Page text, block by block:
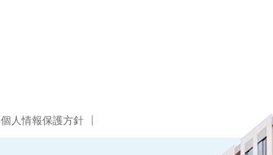
個人情報保護方針